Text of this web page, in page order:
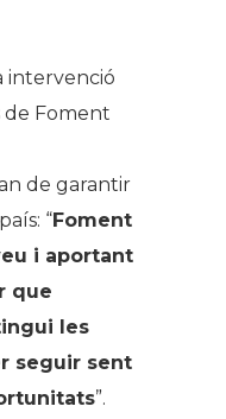
intervenció
Foment
de garantir
“Foment
i aportant
que
les
seguir sent
”.